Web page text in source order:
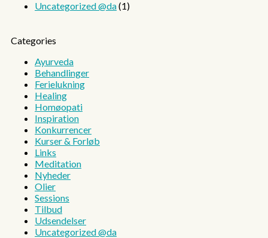
Uncategorized @da(1)
Categories
Ayurveda
Behandlinger
Ferielukning
Healing
Homøopati
Inspiration
Konkurrencer
Kurser & Forløb
Links
Meditation
Nyheder
Olier
Sessions
Tilbud
Udsendelser
Uncategorized @da